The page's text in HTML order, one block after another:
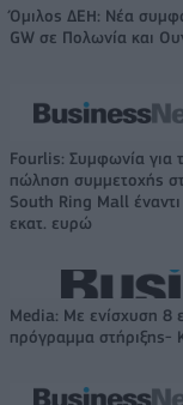
Όμιλος ΔΕΗ: Νέα
GW σε Πολωνία και
Fourlis: Συμφωνία για
πώληση συμμετοχής
South Ring Mall
εκατ. ευρώ
Media: Με ενίσχυση 8
πρόγραμμα